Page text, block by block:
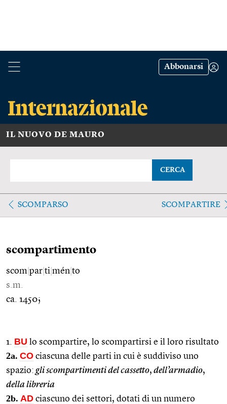
Abbonarsi
IL NUOVO DE MAURO
CERCA
SCOMPARSO SCOMPARTIRE
scompartimento
scom par ti mén to
s.m.
ca. 1450;
1. BU lo scompartire, lo scompartirsi e il loro risultato
2a. CO ciascuna delle parti in cui è suddiviso uno
spazio: gli scompartimenti del cassetto, dell’armadio,
della libreria
2b. AD ciascuno dei settori, dotati di un numero